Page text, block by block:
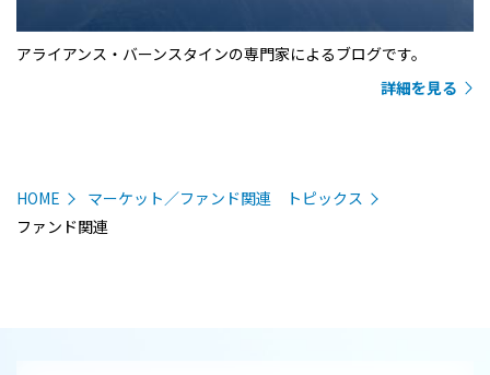
アライアンス・バーンスタインの専門家によるブログです。
詳細を見る
HOME
マーケット／ファンド関連 トピックス
ファンド関連